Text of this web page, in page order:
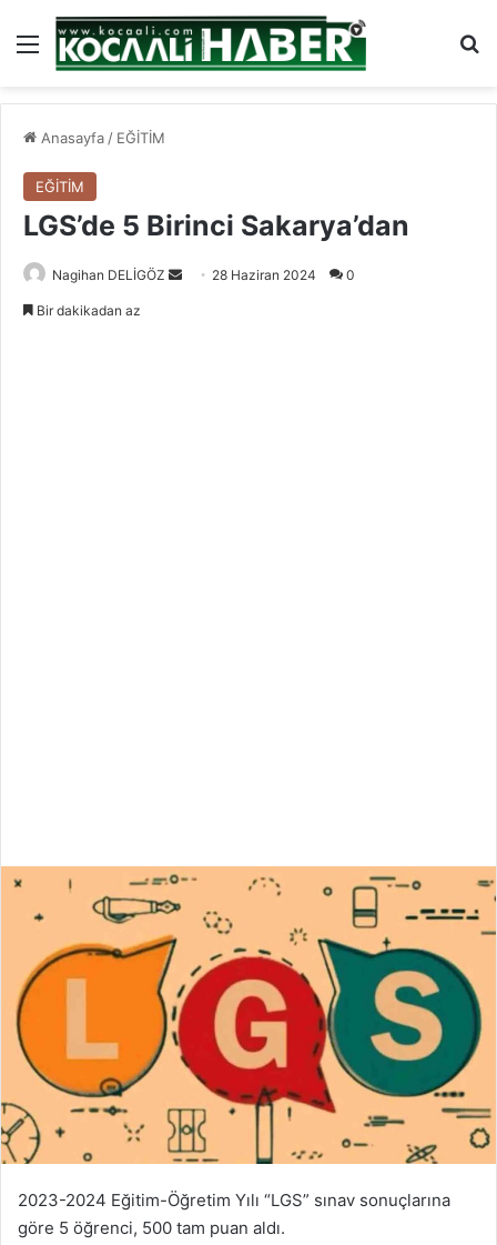
Menü
Anasayfa / EĞİTİM
EĞİTİM
LGS’de 5 Birinci Sakarya’dan
Nagihan DELİGÖZ
Bir
28 Haziran 2024 0
Bir dakikadan az
2023-2024 Eğitim-Öğretim Yılı “LGS” sınav sonuçlarına
göre 5 öğrenci, 500 tam puan aldı.